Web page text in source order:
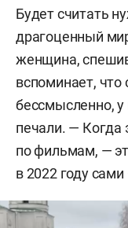
Будет считать
драгоценный
женщина,
вспоминает, что
бессмысленно,
печали. — Когда
по фильмам, —
в 2022 году